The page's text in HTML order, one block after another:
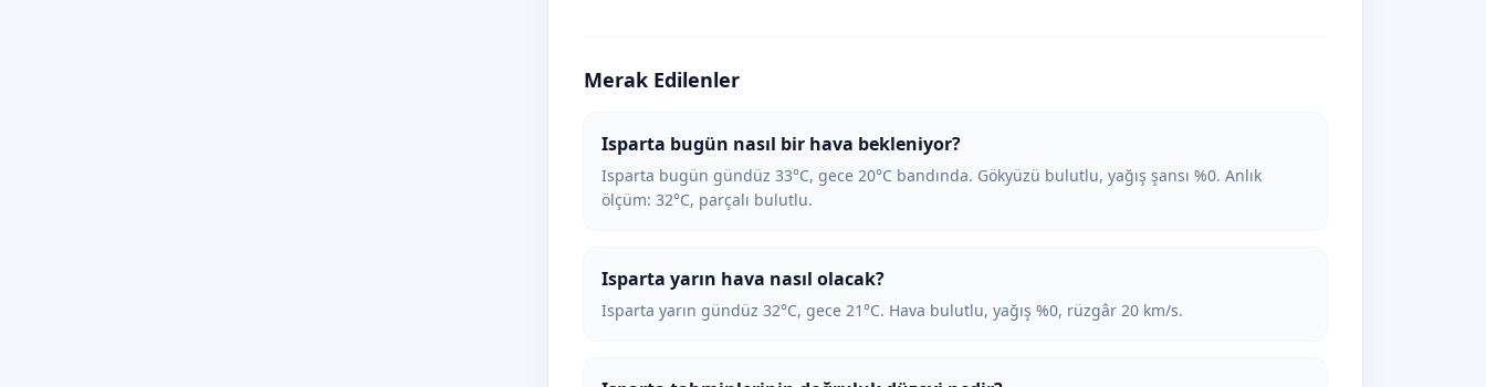
Merak Edilenler
Isparta bugün nasıl bir hava bekleniyor?
Isparta bugün gündüz 33°C, gece 20°C bandında. Gökyüzü bulutlu, yağış şansı %0. Anlık
ölçüm: 32°C, parçalı bulutlu.
Isparta yarın hava nasıl olacak?
Isparta yarın gündüz 32°C, gece 21°C. Hava bulutlu, yağış %0, rüzgâr 20 km/s.